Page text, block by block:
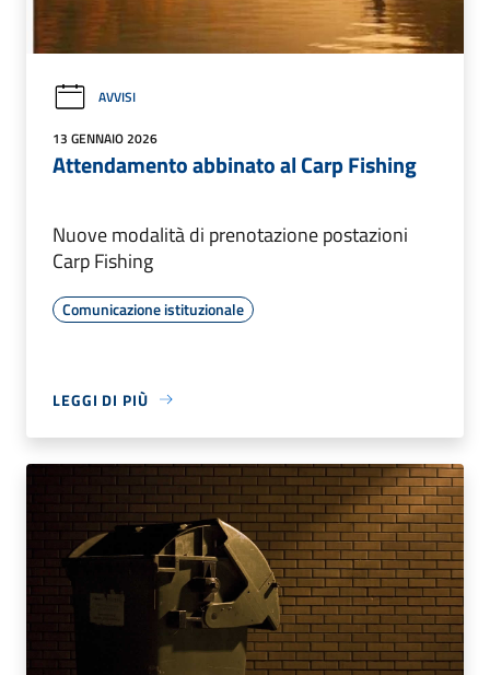
AVVISI
13 GENNAIO 2026
Attendamento abbinato al Carp Fishing
Nuove modalità di prenotazione postazioni
Carp Fishing
Comunicazione istituzionale
LEGGI DI PIÙ